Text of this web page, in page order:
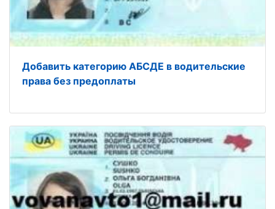
Добавить категорию АБСДЕ в водительские
права без предоплаты